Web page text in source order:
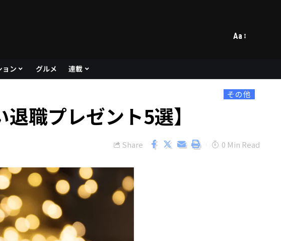
Aa
ョン グルメ 連載
その他
職プレゼント5選】
Share 0 Min Read